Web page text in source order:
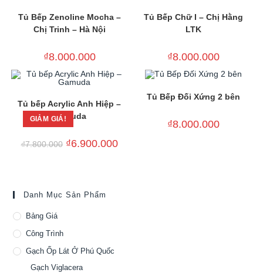
Tủ Bếp Zenoline Mocha –
Chị Trinh – Hà Nội
₫8.000.000
Tủ Bếp Chữ I – Chị Hằng
LTK
₫8.000.000
GIẢM GIÁ!
Tủ bếp Acrylic Anh Hiệp –
Gamuda
₫7.800.000 Giá
gốc
₫6.900.000Giá
Tủ Bếp Đối Xứng 2 bên
₫8.000.000
Danh Mục Sản Phẩm
Bảng Giá
Công Trình
Gạch Ốp Lát Ở Phú Quốc
Gạch Viglacera